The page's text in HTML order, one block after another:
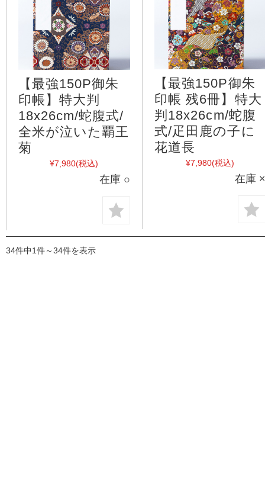
【最強150P御朱
印帳】特大判
18x26cm/蛇腹式/
全米が泣いた覇王
菊
¥7,980(税込)
在庫 ○
【最強150P御朱
印帳 残6冊】特大
判18x26cm/蛇腹
式/疋田鹿の子に
花道長
¥7,980(税込)
在庫
34件中1件～34件を表示